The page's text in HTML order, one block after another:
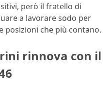
però il fratello di
a lavorare sodo per
posizioni che più contano.
rinnova con il